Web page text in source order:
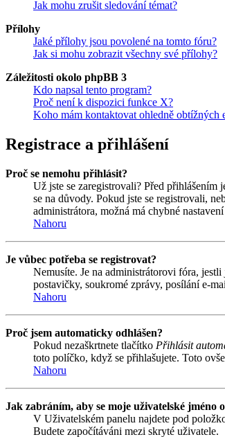
Jak mohu zrušit sledování témat?
Přílohy
Jaké přílohy jsou povolené na tomto fóru?
Jak si mohu zobrazit všechny své přílohy?
Záležitosti okolo phpBB 3
Kdo napsal tento program?
Proč není k dispozici funkce X?
Koho mám kontaktovat ohledně obtížných
Registrace a přihlášení
Proč se nemohu přihlásit?
Už jste se zaregistrovali? Před přihlášením
se na důvody. Pokud jste se registrovali,
administrátora, možná má chybné
Nahoru
Je vůbec potřeba se registrovat?
Nemusíte. Je na administrátorovi fóra,
postavičky, soukromé zprávy, posílání e-
Nahoru
Proč jsem automaticky odhlášen?
Pokud nezaškrtnete tlačítko Přihlásit
toto políčko, když se přihlašujete. Toto
Nahoru
Jak zabráním, aby se moje uživatelské jméno
V Uživatelském panelu najdete pod
Budete započítáváni mezi skryté uživatele.